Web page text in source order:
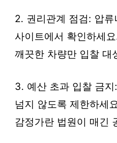
2. 권리관계 점검: 압
사이트에서 확인하세
깨끗한 차량만 입찰 대
3. 예산 초과 입찰 금
넘지 않도록 제한하세
감정가란 법원이 매긴